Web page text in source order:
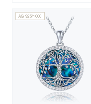
AG 925/1000